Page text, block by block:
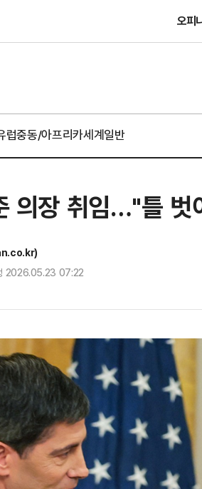
오피
럽중동/아프리카세계일반
의장 취임…"틀 벗
2026.05.23 07:22